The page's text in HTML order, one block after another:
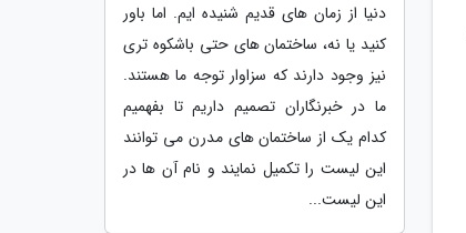
دنیا از زمان های قدیم شنیده ایم. اما باور
کنید یا نه، ساختمان های حتی باشکوه تری
نیز وجود دارند که سزاوار توجه ما هستند.
ما در خبرنگاران تصمیم داریم تا بفهمیم
کدام یک از ساختمان های مدرن می توانند
این لیست را تکمیل نمایند و نام آن ها در
این لیست...